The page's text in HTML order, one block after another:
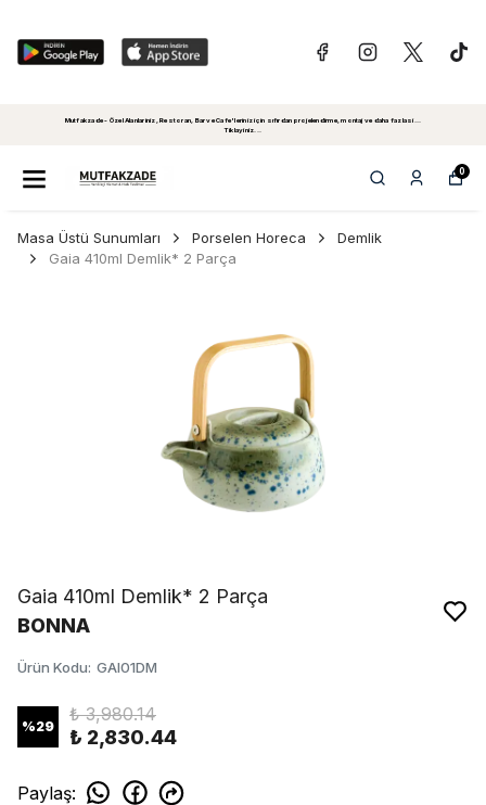
Mutfakzade - Özel Alanlariniz, Restoran, Bar ve Cafe'leriniz için sıfırdan projelendirme, montaj ve daha fazlasi...
Tiklayiniz...
0
Masa Üstü Sunumları Porselen Horeca
Demlik
Gaia 410ml Demlik* 2 Parça
Gaia 410ml Demlik* 2 Parça
BONNA
Ürün Kodu: GAI01DM
%29
₺ 3,980.14
₺ 2,830.44
Paylaş: